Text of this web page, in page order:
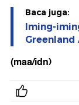
Baca juga:
Iming-
Greenland
(maa/idn)